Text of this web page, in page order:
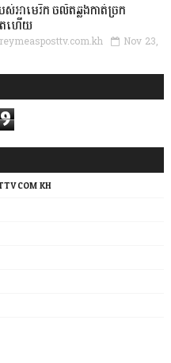
អាមេរិក ចល័តឆ្លងកាត់ច្រក
តហើយ
Nov 23,
9